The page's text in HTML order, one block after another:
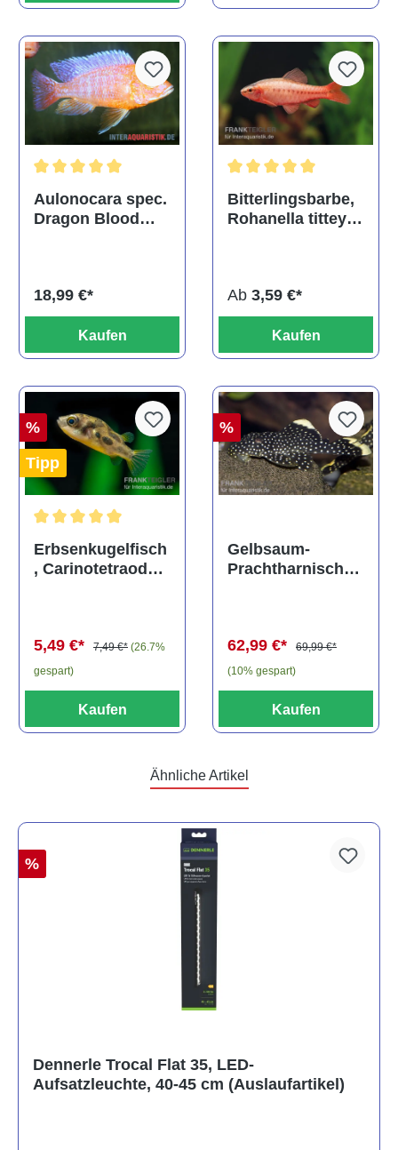
Aulonocara spec.
Dragon Blood
18,99 €*
Kaufen
Bitterlingsbarbe,
Rohanella titteya,
Ab 3,59 €*
Kaufen
%
Tipp
Erbsenkugelfisch
, Carinotetraodon
5,49 €* 7,49 €* (26.7%
gespart)
Kaufen
%
Gelbsaum-
Prachtharnischw
62,99 €*
69,99 €*
(10% gespart)
Kaufen
Ähnliche Artikel
%
Dennerle Trocal Flat 35, LED-
Aufsatzleuchte, 40-45 cm (Auslaufartikel)